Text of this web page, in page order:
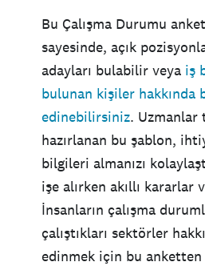
Bu Çalışma Durumu
sayesinde, açık
adayları bulabilir veya iş
bulunan kişiler hakkında
edinebilirsiniz. Uzmanlar
hazırlanan bu şablon,
bilgileri almanızı
işe alırken akıllı kararlar
İnsanların çalışma
çalıştıkları sektörler
edinmek için bu anketten